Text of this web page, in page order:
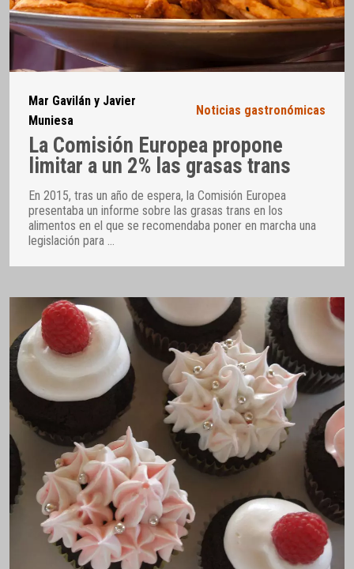
Mar Gavilán y Javier
Muniesa
Noticias gastronómicas
La Comisión Europea propone
limitar a un 2% las grasas trans
En 2015, tras un año de espera, la Comisión Europea
presentaba un informe sobre las grasas trans en los
alimentos en el que se recomendaba poner en marcha una
legislación para